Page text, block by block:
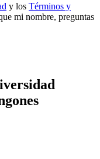
y los Términos y
mi nombre, preguntas